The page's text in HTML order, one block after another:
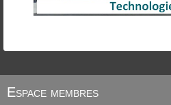
Espace membres